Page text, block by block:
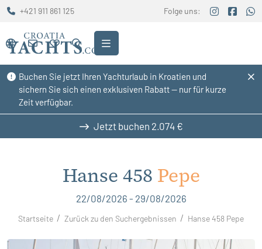
Buchen Sie jetzt Ihren Yachturlaub in Kroatien und
sichern Sie sich einen exklusiven Rabatt — nur für kurze
Zeit verfügbar.
+421 911 861 125 Folge uns:
Jetzt buchen 2.074 €
Hanse 458 Pepe
22/08/2026 - 29/08/2026
Startseite Zurück zu den Suchergebnissen Hanse 458 Pepe